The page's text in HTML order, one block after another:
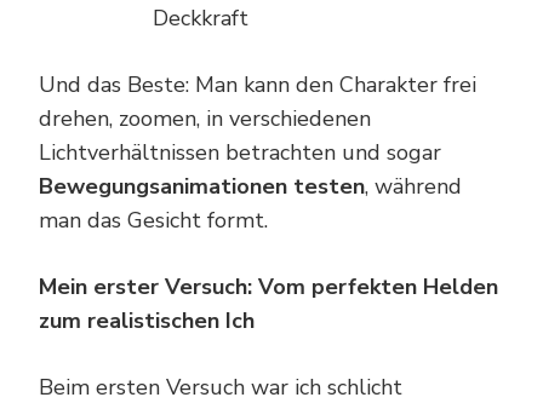
Deckkraft
Und das Beste: Man kann den Charakter frei
drehen, zoomen, in verschiedenen
Lichtverhältnissen betrachten und sogar
Bewegungsanimationen testen, während
man das Gesicht formt.
Mein erster Versuch: Vom perfekten Helden
zum realistischen Ich
Beim ersten Versuch war ich schlicht